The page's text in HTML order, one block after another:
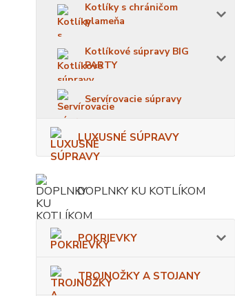
Kotlíky s chráničom
plameňa
Kotlíkové súpravy BIG
PARTY
Servírovacie súpravy
LUXUSNÉ SÚPRAVY
DOPLNKY KU KOTLÍKOM
POKRIEVKY
TROJNOŽKY A STOJANY